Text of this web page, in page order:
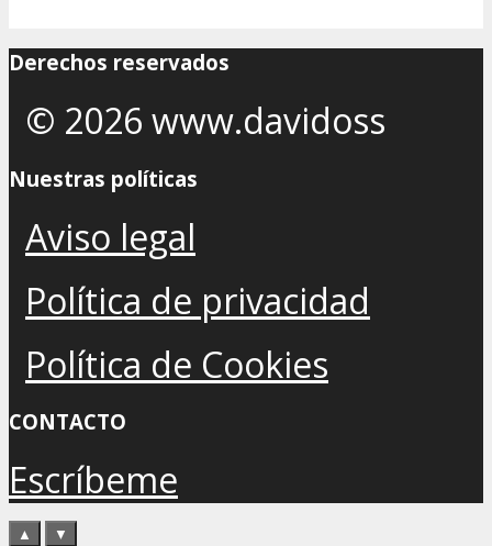
Derechos reservados
© 2026 www.davidoss
Nuestras políticas
Aviso legal
Política de privacidad
Política de Cookies
CONTACTO
Escríbeme
▲ ▼